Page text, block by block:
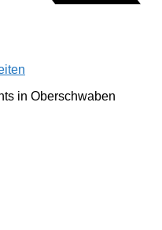
in Oberschwaben